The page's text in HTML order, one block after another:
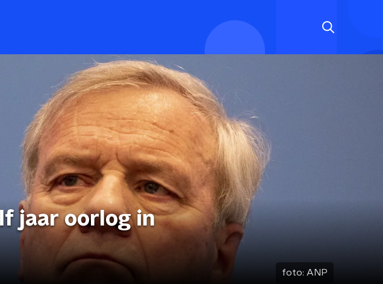
jaar oorlog in
foto: ANP